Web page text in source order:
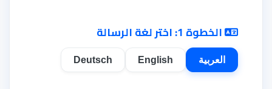
الخطوة 1: اختر لغة الرسالة
العربية English
Deutsch